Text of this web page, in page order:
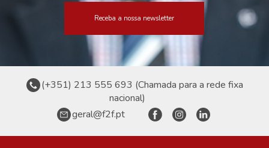
Receba a nossa newsletter
(+351) 213 555 693 (Chamada para a rede fixa
nacional)
geral@f2f.pt